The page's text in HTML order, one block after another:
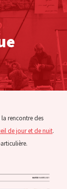
rencontre des
de jour et de nuit.